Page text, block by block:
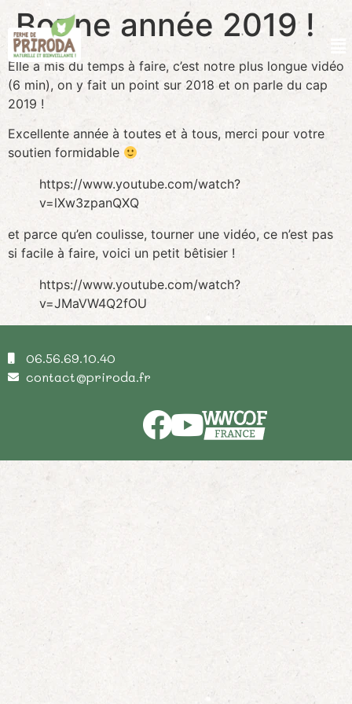
Bonne année 2019 !
Elle a mis du temps à faire, c’est notre plus longue vidéo
(6 min), on y fait un point sur 2018 et on parle du cap
2019 !
Excellente année à toutes et à tous, merci pour votre
soutien formidable
https://www.youtube.com/watch?
v=lXw3zpanQXQ
et parce qu’en coulisse, tourner une vidéo, ce n’est pas
si facile à faire, voici un petit bêtisier !
https://www.youtube.com/watch?
v=JMaVW4Q2fOU
06.56.69.10.40
contact@priroda.fr